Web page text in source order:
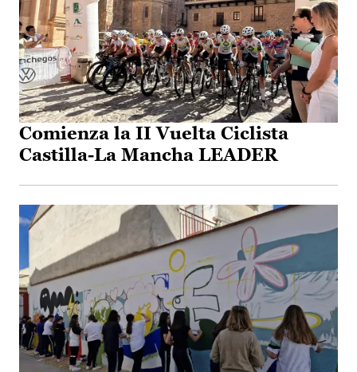
Comienza la II Vuelta Ciclista
Castilla-La Mancha LEADER